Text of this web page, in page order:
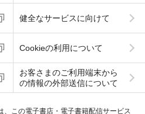
健全なサービスに向けて
Cookieの利用について
お客さまのご利用端末から
の情報の外部送信について
、この電子書店・電子書籍配信サービス